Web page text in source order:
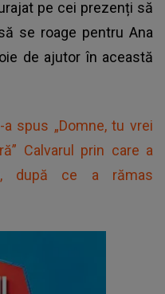
pe cei prezenți să
se roage pentru Ana
de ajutor în această
spus „Domne, tu vrei
Calvarul prin care a
după ce a rămas